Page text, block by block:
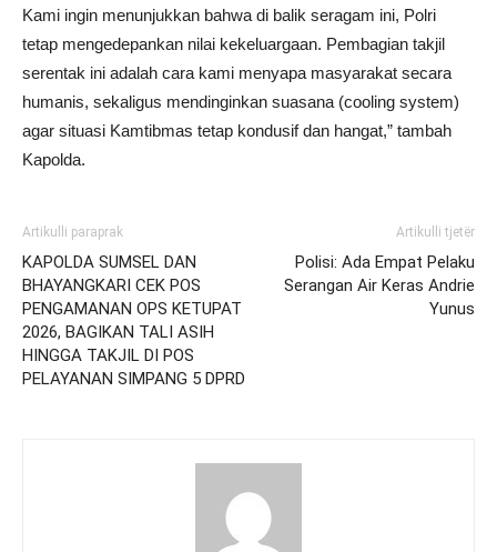
Kami ingin menunjukkan bahwa di balik seragam ini, Polri
tetap mengedepankan nilai kekeluargaan. Pembagian takjil
serentak ini adalah cara kami menyapa masyarakat secara
humanis, sekaligus mendinginkan suasana (cooling system)
agar situasi Kamtibmas tetap kondusif dan hangat,” tambah
Kapolda.
Artikulli paraprak
KAPOLDA SUMSEL DAN
BHAYANGKARI CEK POS
PENGAMANAN OPS KETUPAT
2026, BAGIKAN TALI ASIH
HINGGA TAKJIL DI POS
PELAYANAN SIMPANG 5 DPRD
Artikulli tjetër
Polisi: Ada Empat Pelaku
Serangan Air Keras Andrie
Yunus